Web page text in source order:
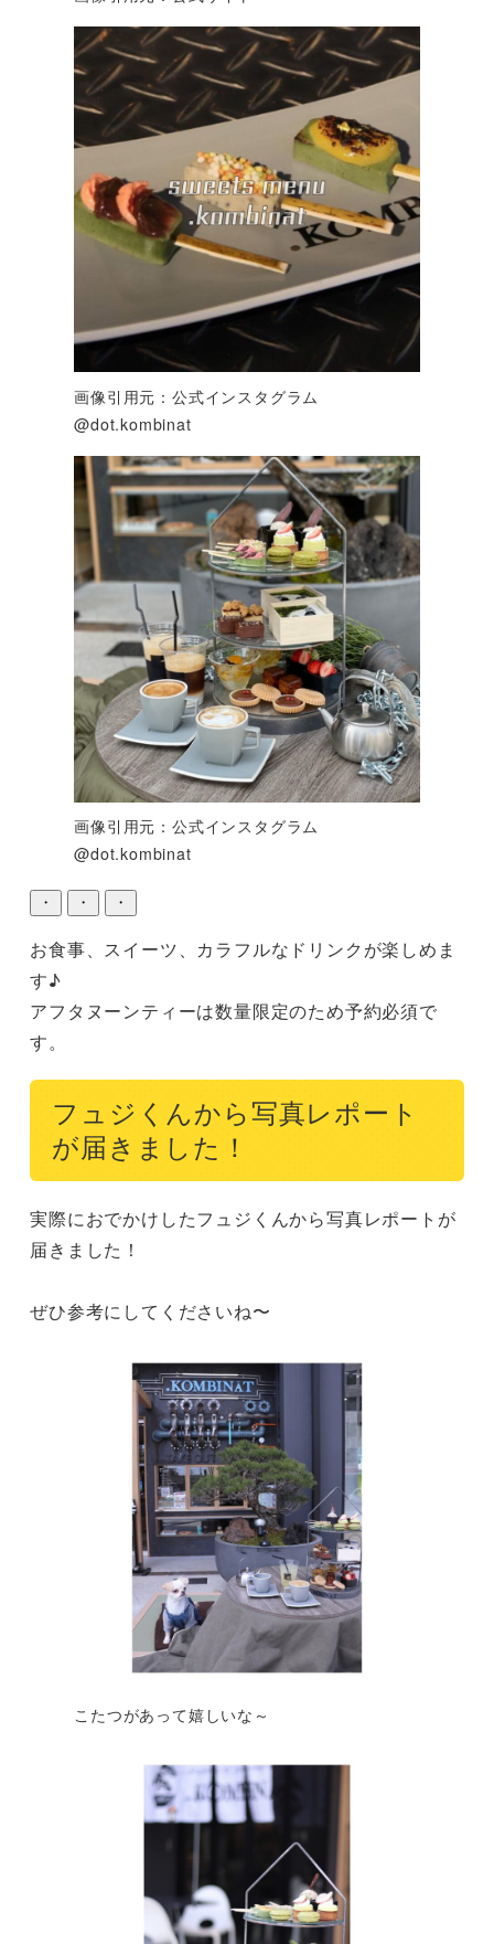
画像引用元：公式インスタグラム
@dot.kombinat
画像引用元：公式インスタグラム
@dot.kombinat
・ ・ ・
お食事、スイーツ、カラフルなドリンクが楽しめま
す♪
アフタヌーンティーは数量限定のため予約必須で
す。
フュジくんから写真レポート
が届きました！
実際におでかけしたフュジくんから写真レポートが
届きました！
ぜひ参考にしてくださいね〜
こたつがあって嬉しいな～